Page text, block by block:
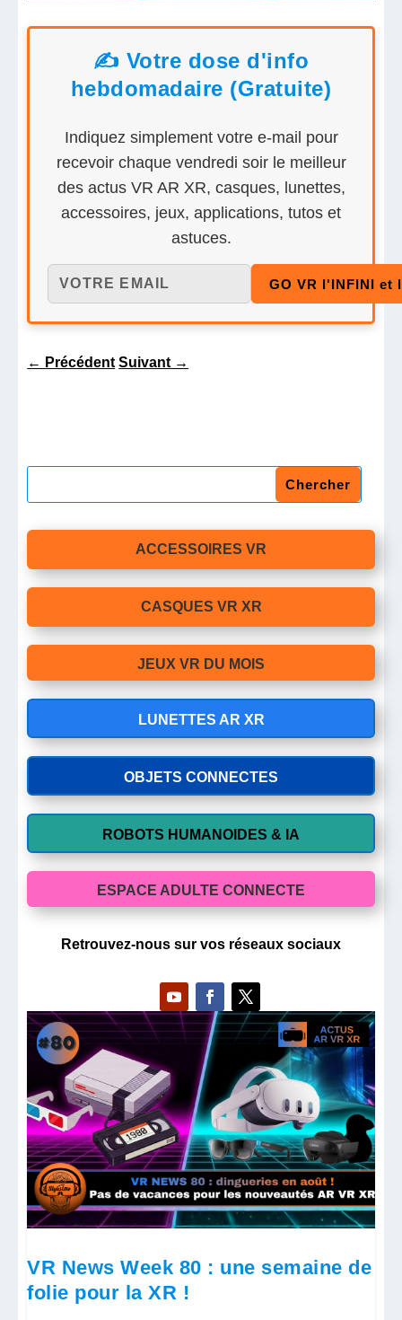
✍️ Votre dose d'info
hebdomadaire (Gratuite)
Indiquez simplement votre e-mail pour
recevoir chaque vendredi soir le meilleur
des actus VR AR XR, casques, lunettes,
accessoires, jeux, applications, tutos et
astuces.
← Précédent Suivant →
ACCESSOIRES VR
CASQUES VR XR
JEUX VR DU MOIS
LUNETTES AR XR
OBJETS CONNECTES
ROBOTS HUMANOIDES & IA
ESPACE ADULTE CONNECTE
Retrouvez-nous sur vos réseaux sociaux
VR News Week 80 : une semaine de
folie pour la XR !